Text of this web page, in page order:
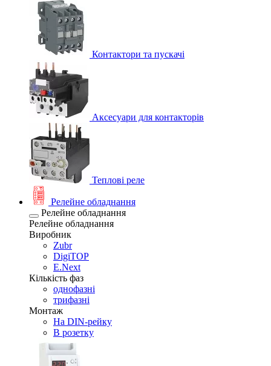
Контактори та пускачі
Аксесуари для контакторів
Теплові реле
Релейне обладнання
Релейне обладнання
Релейне обладнання
Виробник
Zubr
DigiTOP
E.Next
Кількість фаз
однофазні
трифазні
Монтаж
На DIN-рейку
В розетку